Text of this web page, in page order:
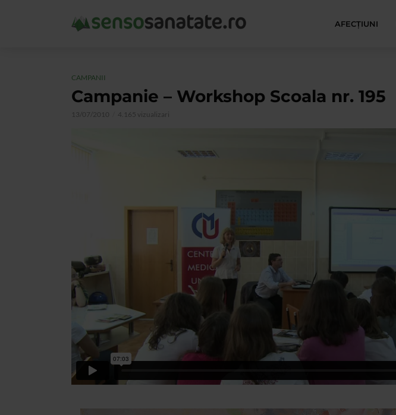
AFECŢIUNI
CAMPANII
Campanie – Workshop Scoala nr. 195
13/07/2010 4.165 vizualizari